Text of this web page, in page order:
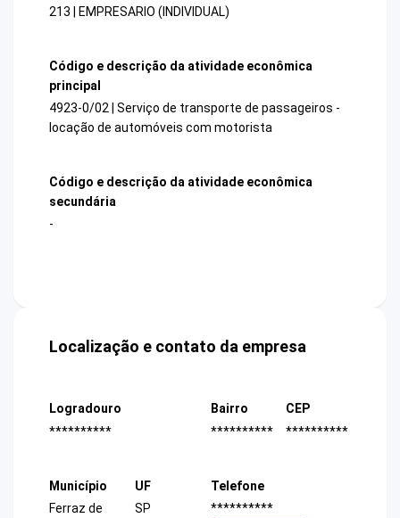
213 | EMPRESARIO (INDIVIDUAL)
Código e descrição da atividade econômica
principal
4923-0/02 | Serviço de transporte de passageiros -
locação de automóveis com motorista
Código e descrição da atividade econômica
secundária
-
Localização e contato da empresa
Logradouro
**********
Bairro
**********
CEP
**********
Município
Ferraz de
UF
SP
Telefone
**********